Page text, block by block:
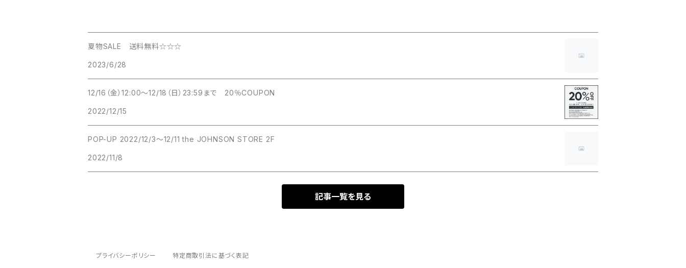
夏物SALE 送料無料☆☆☆
2023/6/28
12/16（金）12:00～12/18（日）23:59まで 20％COUPON
2022/12/15
POP-UP 2022/12/3～12/11 the JOHNSON STORE 2F
2022/11/8
記事一覧を見る
プライバシーポリシー 特定商取引法に基づく表記